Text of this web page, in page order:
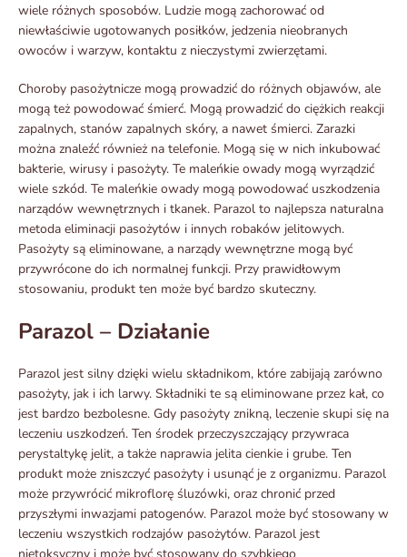
wiele różnych sposobów. Ludzie mogą zachorować od
niewłaściwie ugotowanych posiłków, jedzenia nieobranych
owoców i warzyw, kontaktu z nieczystymi zwierzętami.
Choroby pasożytnicze mogą prowadzić do różnych objawów, ale
mogą też powodować śmierć. Mogą prowadzić do ciężkich reakcji
zapalnych, stanów zapalnych skóry, a nawet śmierci. Zarazki
można znaleźć również na telefonie. Mogą się w nich inkubować
bakterie, wirusy i pasożyty. Te maleńkie owady mogą wyrządzić
wiele szkód. Te maleńkie owady mogą powodować uszkodzenia
narządów wewnętrznych i tkanek. Parazol to najlepsza naturalna
metoda eliminacji pasożytów i innych robaków jelitowych.
Pasożyty są eliminowane, a narządy wewnętrzne mogą być
przywrócone do ich normalnej funkcji. Przy prawidłowym
stosowaniu, produkt ten może być bardzo skuteczny.
Parazol – Działanie
Parazol jest silny dzięki wielu składnikom, które zabijają zarówno
pasożyty, jak i ich larwy. Składniki te są eliminowane przez kał, co
jest bardzo bezbolesne. Gdy pasożyty znikną, leczenie skupi się na
leczeniu uszkodzeń. Ten środek przeczyszczający przywraca
perystaltykę jelit, a także naprawia jelita cienkie i grube. Ten
produkt może zniszczyć pasożyty i usunąć je z organizmu. Parazol
może przywrócić mikroflorę śluzówki, oraz chronić przed
przyszłymi inwazjami patogenów. Parazol może być stosowany w
leczeniu wszystkich rodzajów pasożytów. Parazol jest
nietoksyczny i może być stosowany do szybkiego